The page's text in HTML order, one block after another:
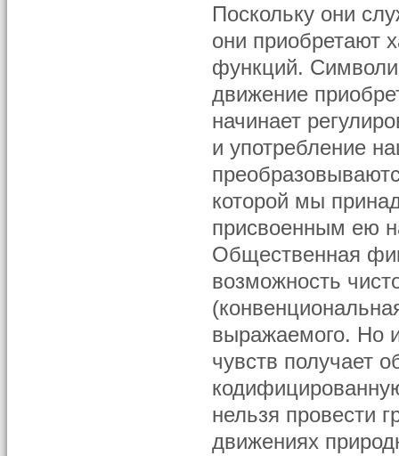
Поскольку они
они приобретают
функций.
движение
начинает
и употребление
которой мы
присвоенным ею
Общественная
возможность
выражаемого. Но
чувств получает
нельзя провести
движениях